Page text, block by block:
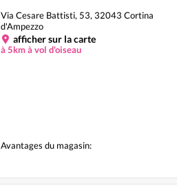
Via Cesare Battisti, 53, 32043 Cortina
d'Ampezzo
afficher sur la carte
à 5km à vol d'oiseau
Avantages du magasin: